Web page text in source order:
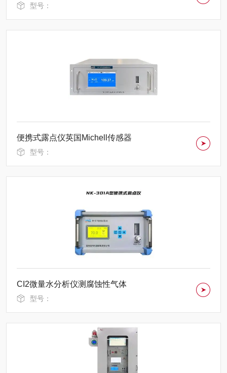
型号：
便携式露点仪英国Michell传感器
型号：
CI2微量水分析仪测腐蚀性气体
型号：